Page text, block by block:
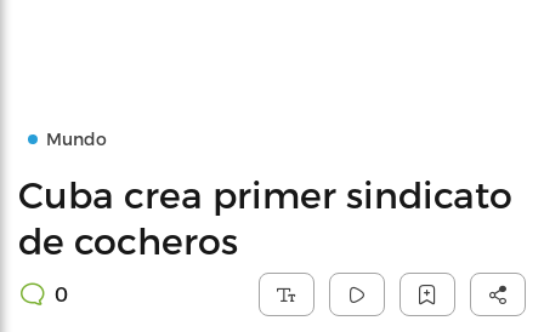
Mundo
Cuba crea primer sindicato
de cocheros
0